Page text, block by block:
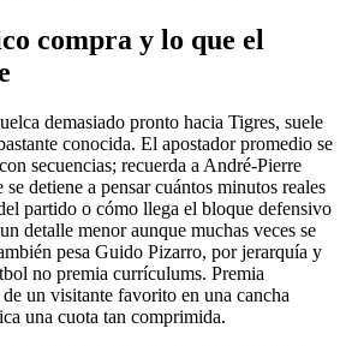
compra y lo que el
demasiado pronto hacia Tigres, suele
conocida. El apostador promedio se
secuencias; recuerda a André-Pierre
detiene a pensar cuántos minutos reales
partido o cómo llega el bloque defensivo
detalle menor aunque muchas veces se
pesa Guido Pizarro, por jerarquía y
no premia currículums. Premia
un visitante favorito en una cancha
una cuota tan comprimida.